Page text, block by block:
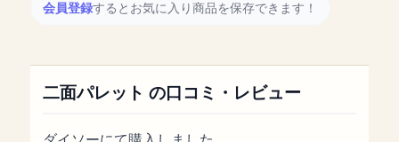
会員登録するとお気に入り商品を保存できます！
二面パレット の口コミ・レビュー